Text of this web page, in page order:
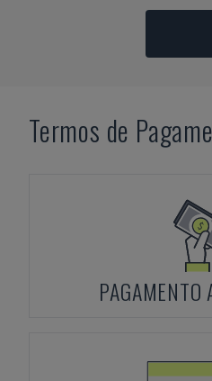
Termos de
PAGAMENTO